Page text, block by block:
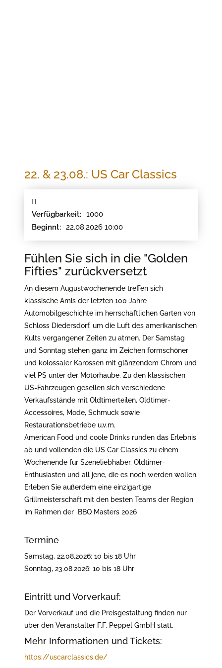
22. & 23.08.: US Car Classics
Verfügbarkeit: 1000
Beginnt: 22.08.2026 10:00
Fühlen Sie sich in die "Golden
Fifties" zurückversetzt
An diesem Augustwochenende treffen sich
klassische Amis der letzten 100 Jahre
Automobilgeschichte im herrschaftlichen Garten von
Schloss Diedersdorf, um die Luft des amerikanischen
Kults vergangener Zeiten zu atmen. Der Samstag
und Sonntag stehen ganz im Zeichen formschöner
und kolossaler Karossen mit glänzendem Chrom und
viel PS unter der Motorhaube. Zu den klassischen
US-Fahrzeugen gesellen sich verschiedene
Verkaufsstände mit Oldtimerteilen, Oldtimer-
Accessoires, Mode, Schmuck sowie
Restaurationsbetriebe u.v.m.
American Food und coole Drinks runden das Erlebnis
ab und vollenden die US Car Classics zu einem
Wochenende für Szeneliebhaber, Oldtimer-
Enthusiasten und all jene, die es noch werden wollen.
Erleben Sie außerdem eine einzigartige
Grillmeisterschaft mit den besten Teams der Region
im Rahmen der BBQ Masters 2026
Termine
Samstag, 22.08.2026: 10 bis 18 Uhr
Sonntag, 23.08.2026: 10 bis 18 Uhr
Eintritt und Vorverkauf:
Der Vorverkauf und die Preisgestaltung finden nur
über den Veranstalter F.F. Peppel GmbH statt.
Mehr Informationen und Tickets:
https://uscarclassics.de/